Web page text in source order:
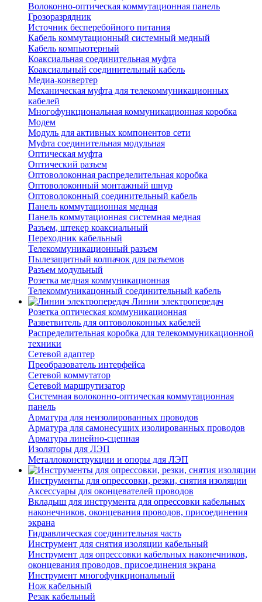
Волоконно-оптическая коммутационная панель
Грозоразрядник
Источник бесперебойного питания
Кабель коммутационный системный медный
Кабель компьютерный
Коаксиальная соединительная муфта
Коаксиальный соединительный кабель
Медиа-конвертер
Механическая муфта для телекоммуникационных
кабелей
Многофункциональная коммуникационная коробка
Модем
Модуль для активных компонентов сети
Муфта соединительная модульная
Оптическая муфта
Оптический разъем
Оптоволоконная распределительная коробка
Оптоволоконный монтажный шнур
Оптоволоконный соединительный кабель
Панель коммутационная медная
Панель коммутационная системная медная
Разъем, штекер коаксиальный
Переходник кабельный
Телекоммуникационный разъем
Пылезащитный колпачок для разъемов
Разъем модульный
Розетка медная коммуникационная
Телекоммуникацонный соединительный кабель
Линии электропередач
Розетка оптическая коммуникационная
Разветвитель для оптоволоконных кабелей
Распределительная коробка для телекоммуникационной
техники
Сетевой адаптер
Преобразователь интерфейса
Сетевой коммутатор
Сетевой маршрутизатор
Системная волоконно-оптическая коммутационная
панель
Арматура для неизолированных проводов
Арматура для самонесущих изолированных проводов
Арматура линейно-сцепная
Изоляторы для ЛЭП
Металлоконструкции и опоры для ЛЭП
Инструменты для опрессовки, резки, снятия изоляции
Аксессуары для оконцевателей проводов
Вкладыш для инструмента для опрессовки кабельных
наконечников, оконцевания проводов, присоединения
экрана
Гидравлическая соединительная часть
Инструмент для снятия изоляции кабельный
Инструмент для опрессовки кабельных наконечников,
оконцевания проводов, присоединения экрана
Инструмент многофункциональный
Нож кабельный
Резак кабельный